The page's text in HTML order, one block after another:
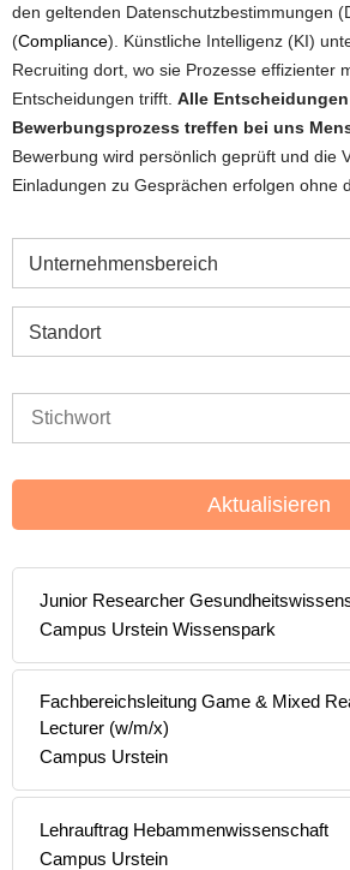
den geltenden Datenschutzbestimmungen
(Compliance). Künstliche Intelligenz (KI)
Recruiting dort, wo sie Prozesse effizienter
Entscheidungen trifft. Alle
Bewerbungsprozess treffen bei uns
Bewerbung wird persönlich geprüft und die
Einladungen zu Gesprächen erfolgen ohne
Unternehmensbereich
Standort
Aktualisieren
Junior Researcher
Campus Urstein Wissenspark
Fachbereichsleitung Game & Mixed
Lecturer (w/m/x)
Campus Urstein
Lehrauftrag Hebammenwissenschaft
Campus Urstein